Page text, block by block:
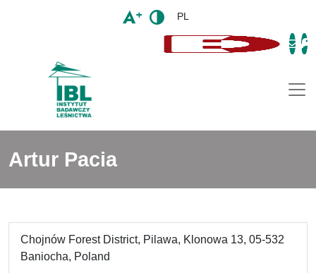
PL
Artur Pacia
Chojnów Forest District, Pilawa, Klonowa 13, 05-532
Baniocha, Poland